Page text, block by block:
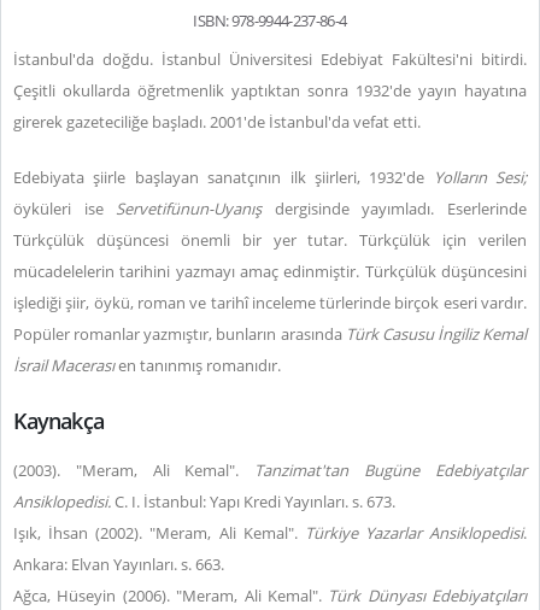
ISBN: 978-9944-237-86-4
İstanbul'da doğdu. İstanbul Üniversitesi Edebiyat Fakültesi'ni bitirdi.
Çeşitli okullarda öğretmenlik yaptıktan sonra 1932'de yayın hayatına
girerek gazeteciliğe başladı. 2001'de İstanbul'da vefat etti.
Edebiyata şiirle başlayan sanatçının ilk şiirleri, 1932'de Yolların Sesi;
öyküleri ise Servetifünun-Uyanış dergisinde yayımladı. Eserlerinde
Türkçülük düşüncesi önemli bir yer tutar. Türkçülük için verilen
mücadelelerin tarihini yazmayı amaç edinmiştir. Türkçülük düşüncesini
işlediği şiir, öykü, roman ve tarihî inceleme türlerinde birçok eseri vardır.
Popüler romanlar yazmıştır, bunların arasında Türk Casusu İngiliz Kemal
İsrail Macerasıen tanınmış romanıdır.
Kaynakça
(2003). "Meram, Ali Kemal". Tanzimat'tan Bugüne Edebiyatçılar
Ansiklopedisi.C. I. İstanbul: Yapı Kredi Yayınları. s. 673.
Işık, İhsan (2002). "Meram, Ali Kemal". Türkiye Yazarlar Ansiklopedisi.
Ankara: Elvan Yayınları. s. 663.
Ağca, Hüseyin (2006). "Meram, Ali Kemal". Türk Dünyası Edebiyatçıları